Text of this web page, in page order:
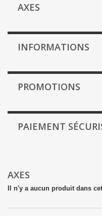
AXES
INFORMATIONS
PROMOTIONS
PAIEMENT
AXES
Il n'y a aucun produit dans